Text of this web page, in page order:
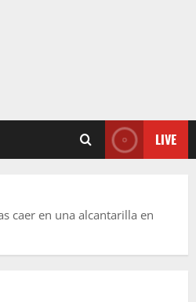
LIVE
caer en una alcantarilla en